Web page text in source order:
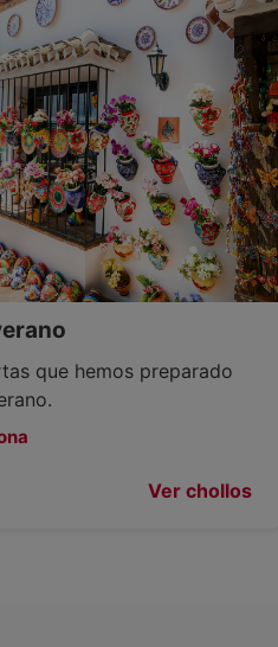
que hemos preparado
Ver chollos